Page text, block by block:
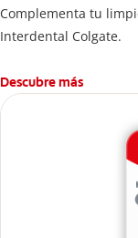
Complementa tu
Interdental Colgate.
Descubre más